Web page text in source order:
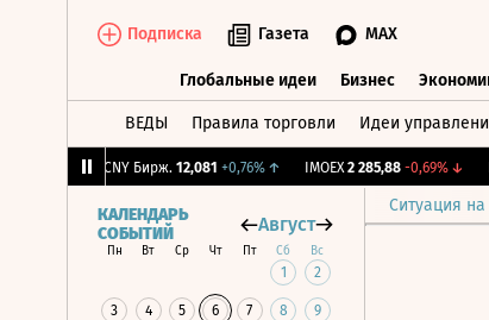
Подписка Газета MAX
Глобальные идеи Бизнес
ВЕДЫ Правила торговли Идеи
CNY Бирж. 12,081 +0,76%↑ IMOEX 2 285,88 -0,69%↓
Ситуация
КАЛЕНДАРЬ
СОБЫТИЙ
Август
Пн Вт Ср Чт Пт Сб Вс
1 2
3 4 5 6 7 8 9